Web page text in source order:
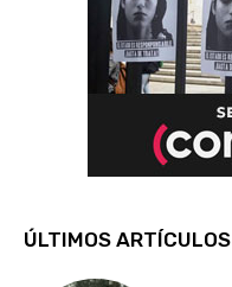
ÚLTIMOS ARTÍCULOS